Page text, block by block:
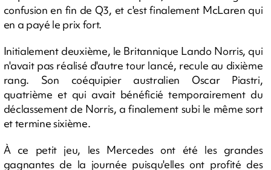
confusion en fin de Q3, et c'est finalement McLaren qui
en a payé le prix fort.
Initialement deuxième, le Britannique Lando Norris, qui
n'avait pas réalisé d'autre tour lancé, recule au dixième
rang. Son coéquipier australien Oscar Piastri,
quatrième et qui avait bénéficié temporairement du
déclassement de Norris, a finalement subi le même sort
et termine sixième.
À ce petit jeu, les Mercedes ont été les grandes
gagnantes de la journée puisqu'elles ont profité des